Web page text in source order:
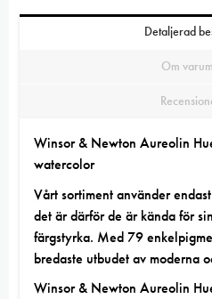
Detaljerad
Om
Winsor & Newton Aureolin
watercolor
Vårt sortimentanvänder
det är därför de är kända för
färgstyrka. Med 79
bredaste utbudet av moderna
Winsor & Newton Aureolin